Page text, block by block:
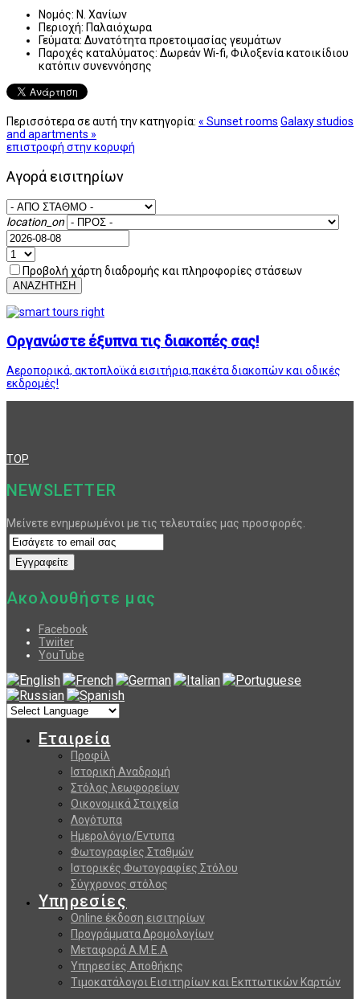
Νομός: Ν. Χανίων
Περιοχή: Παλαιόχωρα
Γεύματα: Δυνατότητα προετοιμασίας γευμάτων
Παροχές καταλύματος: Δωρεάν Wi-fi, Φιλοξενία κατοικίδιου
κατόπιν συνεννόησης
Περισσότερα σε αυτή την κατηγορία: « Sunset rooms Galaxy studios
and apartments »
επιστροφή στην κορυφή
Αγορά εισιτηρίων
location_on
Προβολή χάρτη διαδρομής και πληροφορίες στάσεων
ΑΝΑΖΗΤΗΣΗ
Οργανώστε έξυπνα τις διακοπές σας!
Αεροπορικά, ακτοπλοϊκά εισιτήρια,πακέτα διακοπών και οδικές
εκδρομές!
TOP
NEWSLETTER
Μείνετε ενημερωμένοι με τις τελευταίες μας προσφορές.
Ακολουθήστε μας
Facebook
Twiiter
YouTube
Εταιρεία
Προφίλ
Ιστορική Αναδρομή
Στόλος λεωφορείων
Οικονομικά Στοιχεία
Λογότυπα
Ημερολόγιο/Εντυπα
Φωτογραφίες Σταθμών
Ιστορικές Φωτογραφίες Στόλου
Σύγχρονος στόλος
Υπηρεσίες
Online έκδοση εισιτηρίων
Προγράμματα Δρομολογίων
Μεταφορά Α.Μ.Ε.Α
Υπηρεσίες Αποθήκης
Τιμοκατάλογοι Εισιτηρίων και Εκπτωτικών Καρτών